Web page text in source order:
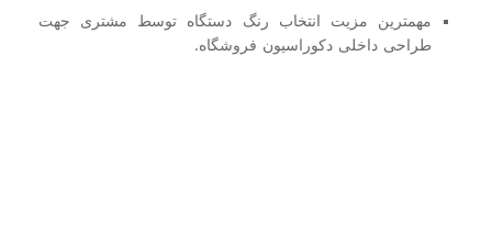
مهمترین مزیت انتخاب رنگ دستگاه توسط مشتری جهت
طراحی داخلی دکوراسیون فروشگاه.